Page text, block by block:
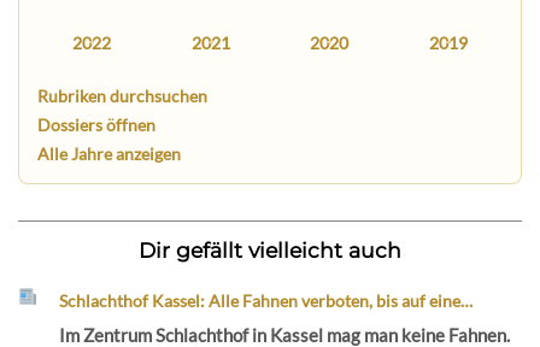
2022 2021 2020 2019
Rubriken durchsuchen
Dossiers öffnen
Alle Jahre anzeigen
Dir gefällt vielleicht auch
Schlachthof Kassel: Alle Fahnen verboten, bis auf eine…
Im Zentrum Schlachthof in Kassel mag man keine Fahnen.